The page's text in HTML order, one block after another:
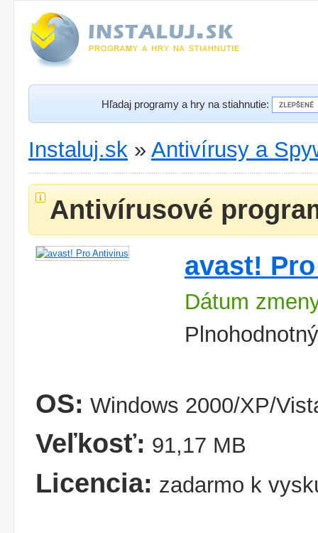
Hľadaj programy a hry na stiahnutie:
Instaluj.sk » Antivírusy a
Antivírusové
avast!
Dátum
OS: Windows 2000/XP/
Veľkosť: 91,17 MB
Licencia: zadarmo k